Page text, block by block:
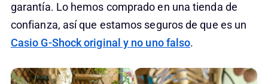
garantía. Lo hemos comprado en una tienda de
confianza, así que estamos seguros de que es un
Casio G-Shock original y no uno falso.